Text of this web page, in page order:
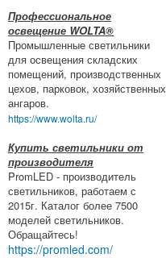
Профессиональное
освещение WOLTA®
Промышленные светильники
для освещения складских
помещений, производственных
цехов, парковок, хозяйственных
ангаров.
https://www.wolta.ru/
Купить светильники от
производителя
PromLED - производитель
светильников, работаем с
2015г. Каталог более 7500
моделей светильников.
Обращайтесь!
https://promled.com/